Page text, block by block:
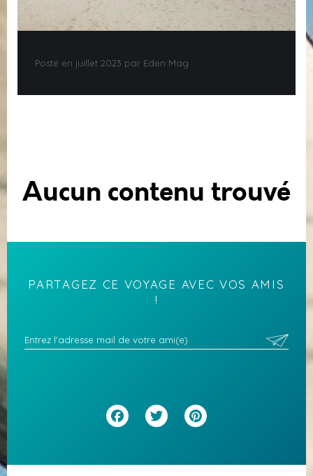
Posté en juillet 2023 par Eden Mag
Aucun contenu trouvé
PARTAGEZ CE VOYAGE AVEC VOS AMIS
!
Facebook
Twitter